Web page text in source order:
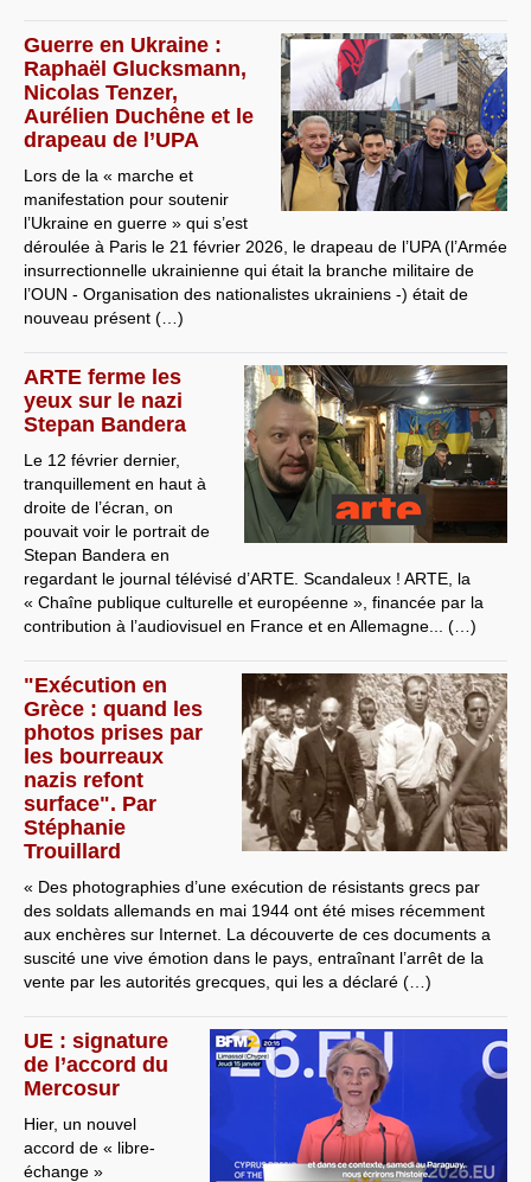
Guerre en Ukraine :
Raphaël Glucksmann,
Nicolas Tenzer,
Aurélien Duchêne et le
drapeau de l’UPA
Lors de la « marche et
manifestation pour soutenir
l’Ukraine en guerre » qui s’est
déroulée à Paris le 21 février 2026, le drapeau de l’UPA (l’Armée
insurrectionnelle ukrainienne qui était la branche militaire de
l’OUN - Organisation des nationalistes ukrainiens -) était de
nouveau présent (…)
ARTE ferme les
yeux sur le nazi
Stepan Bandera
Le 12 février dernier,
tranquillement en haut à
droite de l’écran, on
pouvait voir le portrait de
Stepan Bandera en
regardant le journal télévisé d’ARTE. Scandaleux ! ARTE, la
« Chaîne publique culturelle et européenne », financée par la
contribution à l’audiovisuel en France et en Allemagne... (…)
"Exécution en
Grèce : quand les
photos prises par
les bourreaux
nazis refont
surface". Par
Stéphanie
Trouillard
« Des photographies d’une exécution de résistants grecs par
des soldats allemands en mai 1944 ont été mises récemment
aux enchères sur Internet. La découverte de ces documents a
suscité une vive émotion dans le pays, entraînant l’arrêt de la
vente par les autorités grecques, qui les a déclaré (…)
UE : signature
de l’accord du
Mercosur
Hier, un nouvel
accord de « libre-
échange »